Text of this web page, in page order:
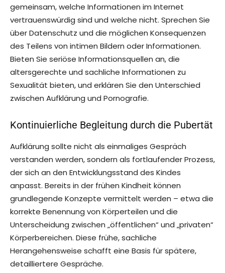
gemeinsam, welche Informationen im Internet
vertrauenswürdig sind und welche nicht. Sprechen Sie
über Datenschutz und die möglichen Konsequenzen
des Teilens von intimen Bildern oder Informationen.
Bieten Sie seriöse Informationsquellen an, die
altersgerechte und sachliche Informationen zu
Sexualität bieten, und erklären Sie den Unterschied
zwischen Aufklärung und Pornografie.
Kontinuierliche Begleitung durch die Pubertät
Aufklärung sollte nicht als einmaliges Gespräch
verstanden werden, sondern als fortlaufender Prozess,
der sich an den Entwicklungsstand des Kindes
anpasst. Bereits in der frühen Kindheit können
grundlegende Konzepte vermittelt werden – etwa die
korrekte Benennung von Körperteilen und die
Unterscheidung zwischen „öffentlichen“ und „privaten“
Körperbereichen. Diese frühe, sachliche
Herangehensweise schafft eine Basis für spätere,
detailliertere Gespräche.